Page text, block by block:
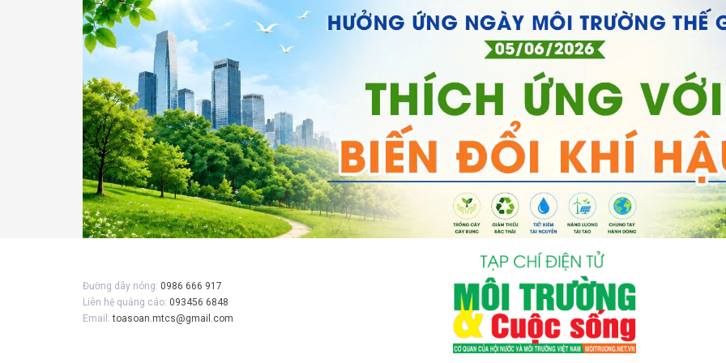
Đường dây nóng: 0986 666 917
Liên hệ quảng cáo: 093456 6848
Email:toasoan.mtcs@gmail.com
Gửi bình luận